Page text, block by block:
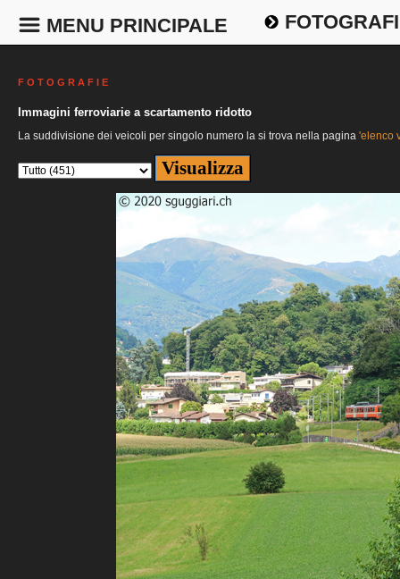
MENU PRINCIPALE
F O T O G R A F I E
Immagini ferroviarie a scartamento ridotto
La suddivisione dei veicoli per singolo numero la si trova nella pagina 'elenco